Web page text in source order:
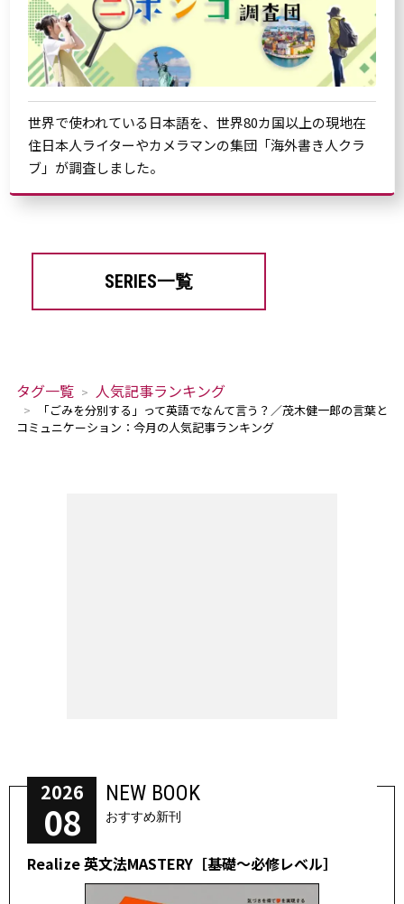
世界で使われている日本語を、世界80カ国以上の現地在
住日本人ライターやカメラマンの集団「海外書き人クラ
ブ」が調査しました。
SERIES一覧
タグ一覧 人気記事ランキング
「ごみを分別する」って英語でなんて言う？／茂木健一郎の言葉と
コミュニケーション：今月の人気記事ランキング
2026
08
NEW BOOK
おすすめ新刊
Realize 英文法MASTERY［基礎～必修レベル］